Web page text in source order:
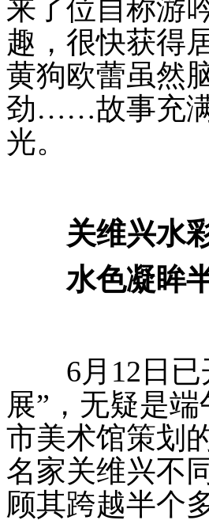
来了位自称游
趣，很快获得
黄狗欧蕾虽然
劲……故事充满
光。
关维兴水彩
水色凝眸半
6月12日已
展”，无疑是
市美术馆策划
名家关维兴不
顾其跨越半个